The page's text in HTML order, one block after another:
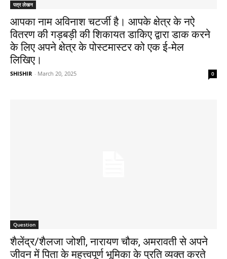
पत्र लेखन
आपका नाम अविनाश चटर्जी है। आपके क्षेत्र के नऐ
वितरण की गड़बड़ी की शिकायत डाकिए द्वारा डाक करने
के लिए अपने क्षेत्र के पोस्टमास्टर को एक ई-मेल
लिखिए।
SHISHIR - March 20, 2025 0
Question
शैलेंद्र/शैलजा जोशी, नारायण चौक, अमरावती से अपने
जीवन में पिता के महत्त्वपूर्ण भूमिका के प्रति व्यक्त करते